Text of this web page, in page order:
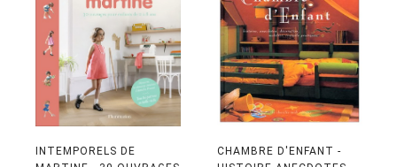
INTEMPORELS DE
CHAMBRE D'ENFANT -